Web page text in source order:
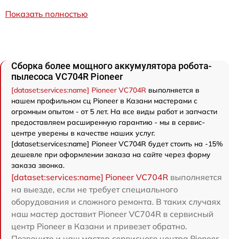
Показать полностью
Сборка более мощного аккумулятора робота-
пылесоса VC704R Pioneer
[dataset:services:name] Pioneer VC704R выполняется в
нашем профильном сц Pioneer в Казани мастерами с
огромным опытом - от 5 лет. На все виды работ и запчасти
предоставляем расширенную гарантию - мы в сервис-
центре уверены в качестве наших услуг.
[dataset:services:name] Pioneer VC704R будет стоить на -15%
дешевле при оформлении заказа на сайте через форму
заказа звонка.
[dataset:services:name] Pioneer VC704R выполняется
на выезде, если не требует специального
оборудования и сложного ремонта. В таких случаях
наш мастер доставит Pioneer VC704R в сервисный
центр Pioneer в Казани и привезет обратно.